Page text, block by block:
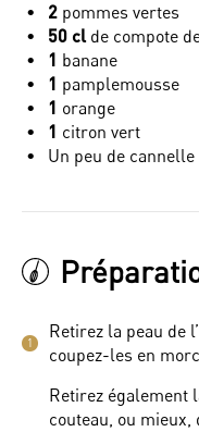
2 pommes vertes
50 clde compote
1 banane
1 pamplemousse
1 orange
1 citron vert
Un peu de cannelle
1
Retirez la peau de
coupez-les en
Retirez également
couteau, ou mieux,